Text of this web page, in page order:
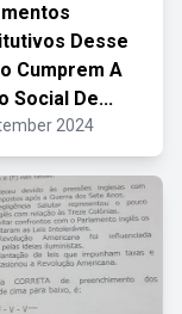
Desse
Cumprem A
Social De...
2024